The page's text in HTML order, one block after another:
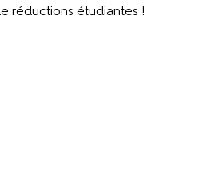
réductions étudiantes !